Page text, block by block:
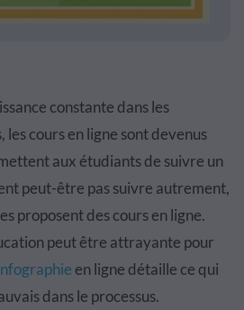
constante dans les
les cours en ligne sont devenus
aux étudiants de suivre un
peut-être pas suivre autrement,
proposent des cours en ligne.
peut être attrayante pour
en ligne détaille ce qui
dans le processus.